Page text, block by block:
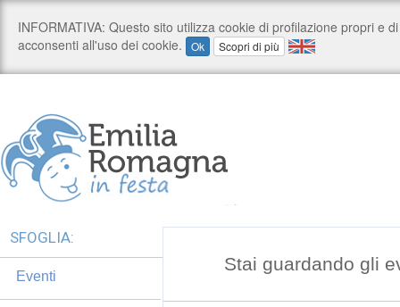
Stai guardando gli
SFOGLIA:
Eventi